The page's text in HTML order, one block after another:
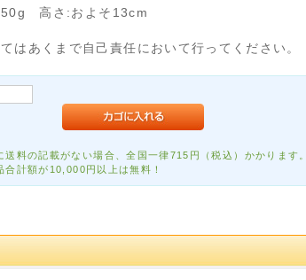
50g 高さ:およそ13cm
はあくまで自己責任において行ってください。
料の記載がない場合、全国一律715円（税込）かかります。
計額が10,000円以上は無料！